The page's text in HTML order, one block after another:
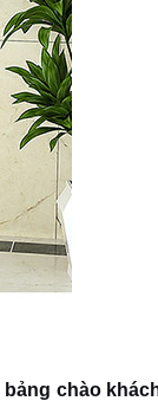
bảng chào